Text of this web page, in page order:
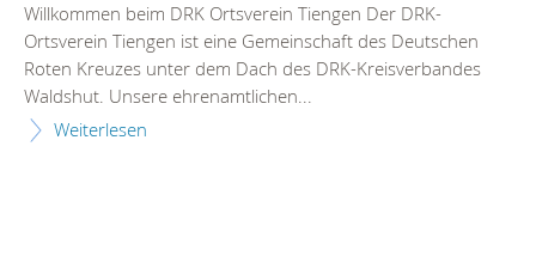
Willkommen beim DRK Ortsverein Tiengen Der DRK-
Ortsverein Tiengen ist eine Gemeinschaft des Deutschen
Roten Kreuzes unter dem Dach des DRK-Kreisverbandes
Waldshut. Unsere ehrenamtlichen...
Weiterlesen